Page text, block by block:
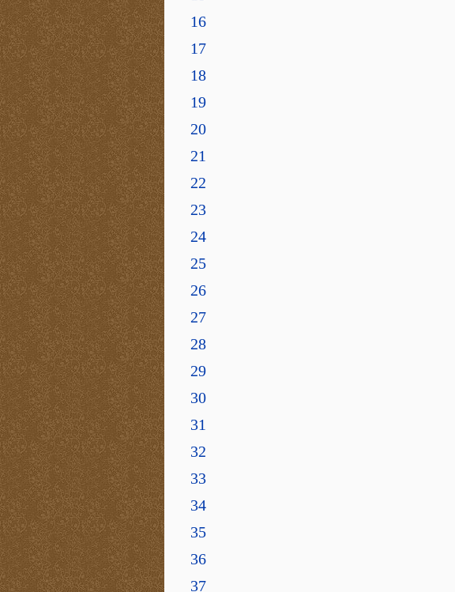
16
17
18
19
20
21
22
23
24
25
26
27
28
29
30
31
32
33
34
35
36
37